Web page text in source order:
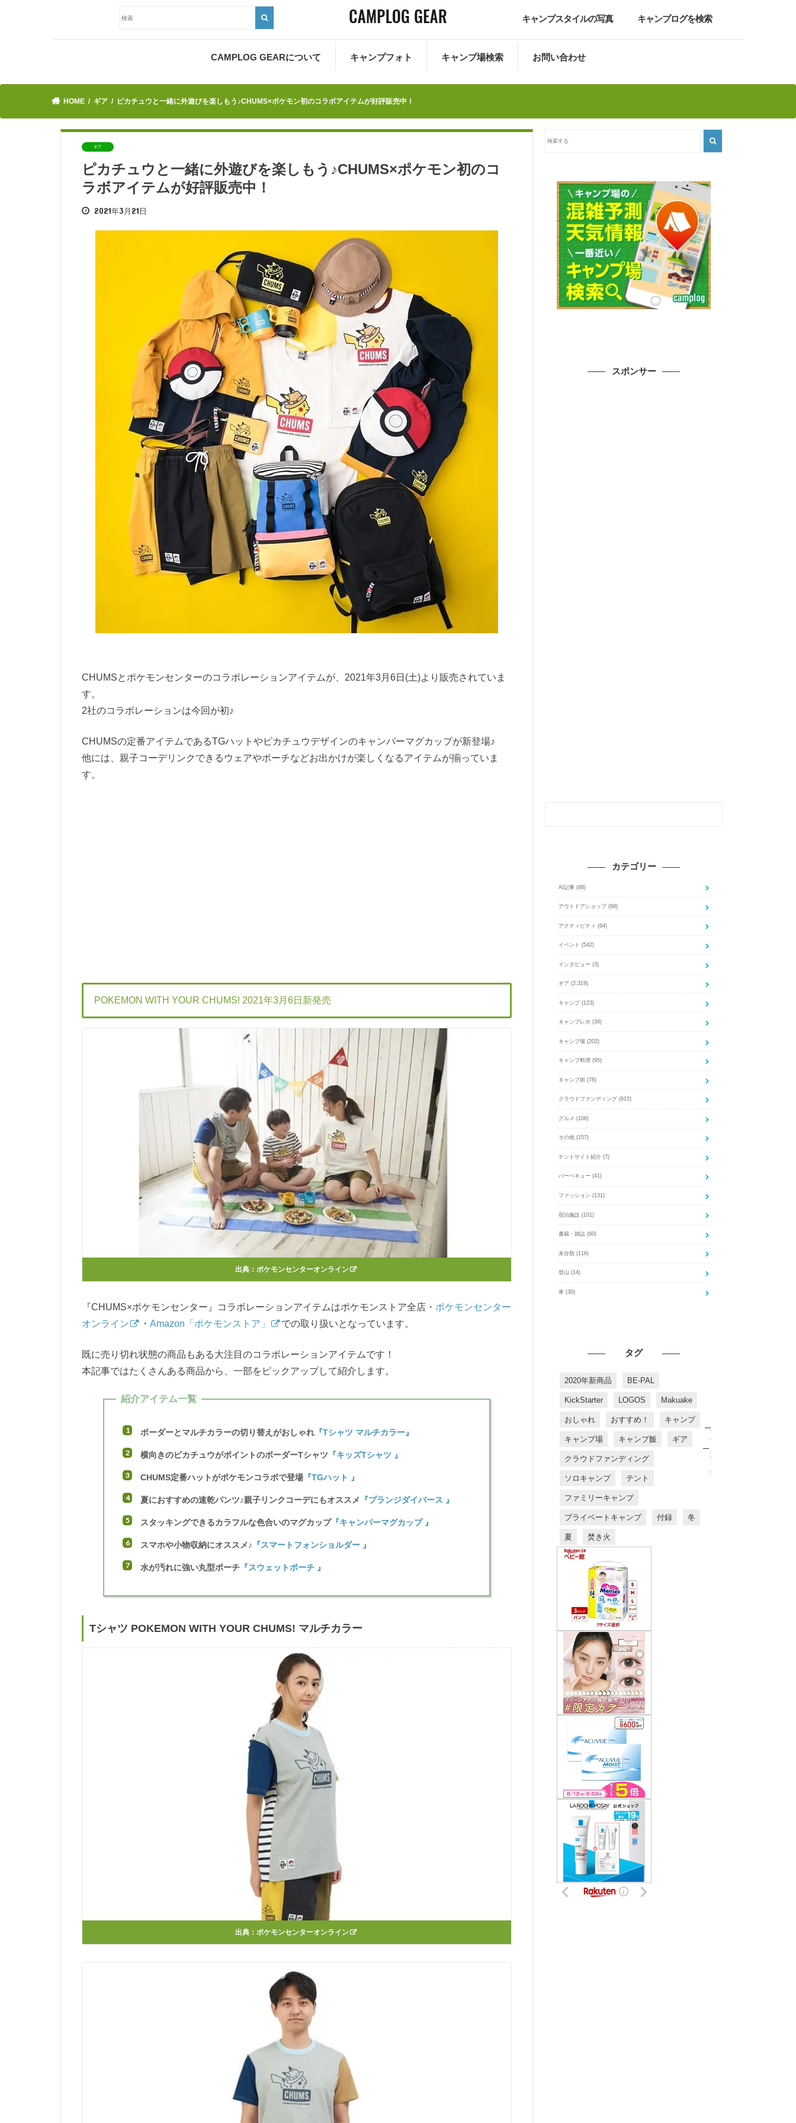
キャンプスタイルの写真 キャンプログを検索
CAMPLOG GEARについて キャンプフォト キャンプ場検索 お問い合わせ
HOME ギア ピカチュウと一緒に外遊びを楽しもう♪CHUMS×ポケモン初のコラボアイテムが好評販売中！
ギア
ピカチュウと一緒に外遊びを楽しもう♪CHUMS×ポケモン初のコ
ラボアイテムが好評販売中！
2021年3月21日
CHUMSとポケモンセンターのコラボレーションアイテムが、2021年3月6日(土)より販売されていま
す。
2社のコラボレーションは今回が初♪
CHUMSの定番アイテムであるTGハットやピカチュウデザインのキャンパーマグカップが新登場♪
他には、親子コーデリンクできるウェアやポーチなどお出かけが楽しくなるアイテムが揃っていま
す。
POKEMON WITH YOUR CHUMS! 2021年3月6日新発売
出典： ポケモンセンターオンライン
『CHUMS×ポケモンセンター』コラボレーションアイテムはポケモンストア全店・ ポケモンセンター
オンライン
・Amazon「ポケモンストア」 での取り扱いとなっています。
既に売り切れ状態の商品もある大注目のコラボレーションアイテムです！
本記事ではたくさんある商品から、一部をピックアップして紹介します。
紹介アイテム一覧
ボーダーとマルチカラーの切り替えがおしゃれ 『Tシャツ マルチカラー』
横向きのピカチュウがポイントのボーダーTシャツ 『キッズTシャツ 』
CHUMS定番ハットがポケモンコラボで登場 『TGハット 』
夏におすすめの速乾パンツ♪親子リンクコーデにもオススメ 『プランジダイバース 』
スタッキングできるカラフルな色合いのマグカップ『キャンパーマグカップ 』
スマホや小物収納にオススメ♪ 『スマートフォンショルダー 』
水が汚れに強い丸型ポーチ 『スウェットポーチ 』
Tシャツ POKEMON WITH YOUR CHUMS! マルチカラー
出典：ポケモンセンターオンライン
スポンサー
カテゴリー
AI記事 (88)
アウトドアショップ (68)
アクティビティ (64)
イベント (542)
インタビュー (3)
ギア (2,319)
キャンプ (123)
キャンプレポ (39)
キャンプ場 (202)
キャンプ料理 (95)
キャンプ術 (78)
クラウドファンディング (915)
グルメ (106)
その他 (157)
テントサイト紹介 (7)
バーベキュー (41)
ファッション (131)
宿泊施設 (101)
書籍・雑誌 (60)
未分類 (116)
登山 (14)
車 (30)
タグ
2020年新商品 BE-PAL
KickStarter LOGOS Makuake
おしゃれ おすすめ！ キャンプ
キャンプ場 キャンプ飯 ギア
クラウドファンディング
ソロキャンプ テント
ファミリーキャンプ
プライベートキャンプ 付録 冬
夏 焚き火
す
す
め
商
品